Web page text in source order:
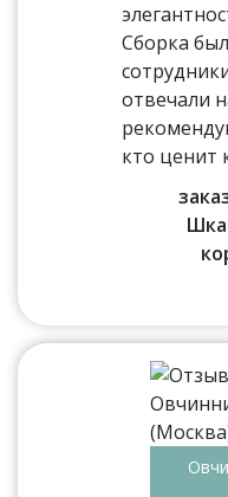
Сборка
отвечали
кто ценит